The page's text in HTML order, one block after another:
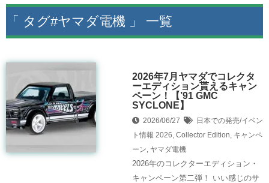
「 タグ#ヤマダ電機 」 一覧
2026年7月ヤマダでコレクタ
ーエディション貰えるキャン
ペーン！【’91 GMC
SYCLONE】
2026/06/27
日本での発売/イベン
ト情報 2026, Collector Edition, キャンペ
ーン, ヤマダ電機
2026年のコレクターエディション・
キャンペーン第二弾！ いい感じのサ